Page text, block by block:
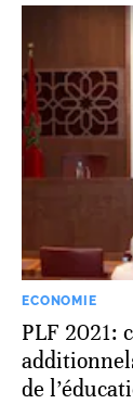
ECONOMIE
PLF 2021:
de